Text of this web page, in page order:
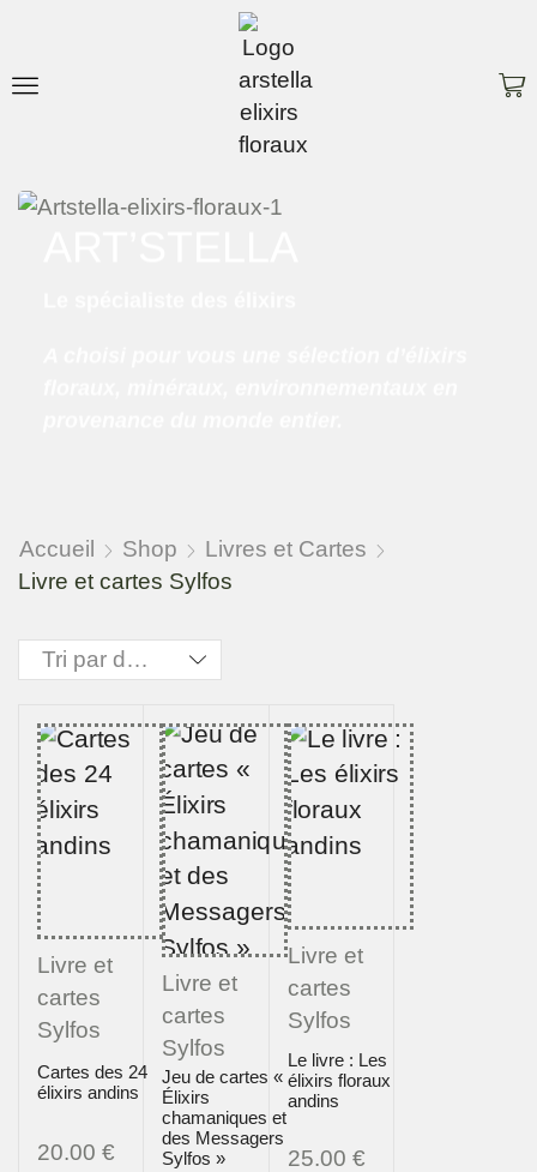
Accueil Shop
Livres et Cartes
Livre et cartes Sylfos
Livre et
cartes
Sylfos
Cartes des 24
élixirs andins
20.00 €
Livre et
cartes
Sylfos
Jeu de cartes «
Élixirs
chamaniques et
des Messagers
Sylfos »
Livre et
cartes
Sylfos
Le livre : Les
élixirs floraux
andins
25.00 €